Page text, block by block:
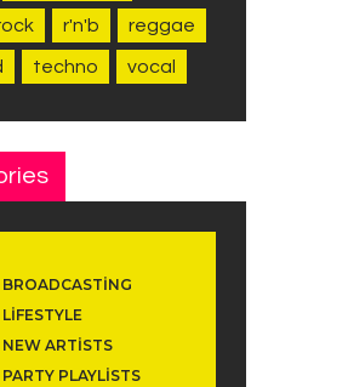
r'n'b reggae
techno vocal
BROADCASTING
LIFESTYLE
NEW ARTISTS
PARTY PLAYLISTS